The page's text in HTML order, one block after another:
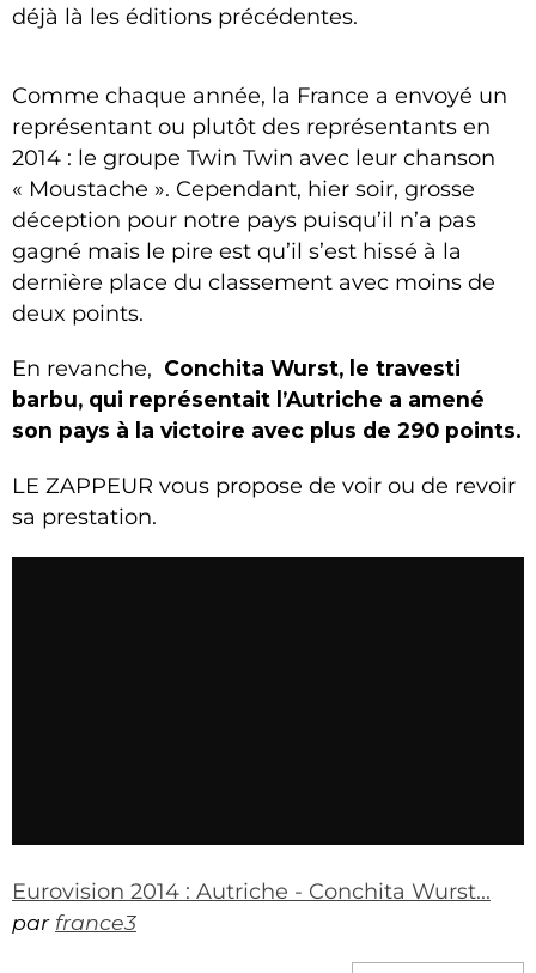
déjà là les éditions précédentes.
Comme chaque année, la France a envoyé un
représentant ou plutôt des représentants en
2014 : le groupe Twin Twin avec leur chanson
« Moustache ». Cependant, hier soir, grosse
déception pour notre pays puisqu’il n’a pas
gagné mais le pire est qu’il s’est hissé à la
dernière place du classement avec moins de
deux points.
En revanche, Conchita Wurst, le travesti
barbu, qui représentait l’Autriche a amené
son pays à la victoire avec plus de 290 points.
LE ZAPPEUR vous propose de voir ou de revoir
sa prestation.
Eurovision 2014 : Autriche - Conchita Wurst...
par france3